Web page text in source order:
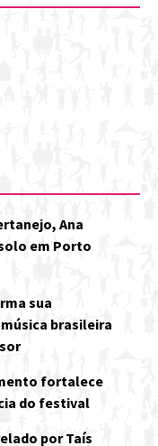
Ana
em Porto
sua
brasileira
fortalece
do festival
por Taís